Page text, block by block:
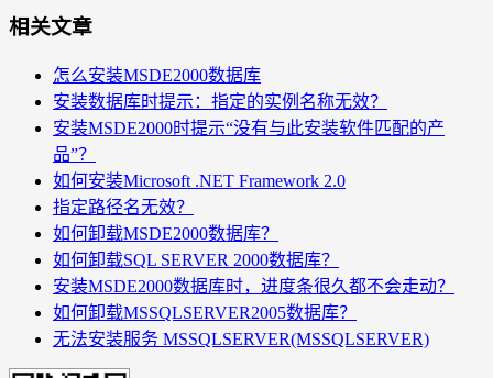
相关文章
怎么安装MSDE2000数据库
安装数据库时提示：指定的实例名称无效？
安装MSDE2000时提示“没有与此安装软件匹配的产
品”？
如何安装Microsoft .NET Framework 2.0
指定路径名无效？
如何卸载MSDE2000数据库？
如何卸载SQL SERVER 2000数据库？
安装MSDE2000数据库时，进度条很久都不会走动？
如何卸载MSSQLSERVER2005数据库？
无法安装服务 MSSQLSERVER(MSSQLSERVER)